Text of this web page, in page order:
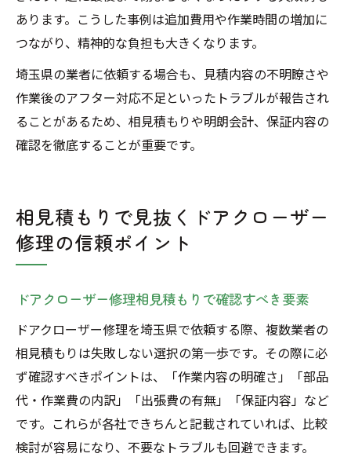
あります。こうした事例は追加費用や作業時間の増加に
つながり、精神的な負担も大きくなります。
埼玉県の業者に依頼する場合も、見積内容の不明瞭さや
作業後のアフター対応不足といったトラブルが報告され
ることがあるため、相見積もりや明朗会計、保証内容の
確認を徹底することが重要です。
相見積もりで見抜くドアクローザー
修理の信頼ポイント
ドアクローザー修理相見積もりで確認すべき要素
ドアクローザー修理を埼玉県で依頼する際、複数業者の
相見積もりは失敗しない選択の第一歩です。その際に必
ず確認すべきポイントは、「作業内容の明確さ」「部品
代・作業費の内訳」「出張費の有無」「保証内容」など
です。これらが各社できちんと記載されていれば、比較
検討が容易になり、不要なトラブルも回避できます。